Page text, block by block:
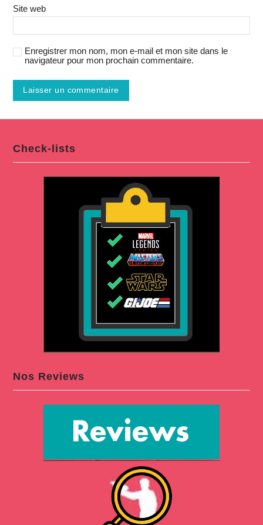
Site web
Enregistrer mon nom, mon e-mail et mon site dans le
navigateur pour mon prochain commentaire.
Check-lists
Nos Reviews